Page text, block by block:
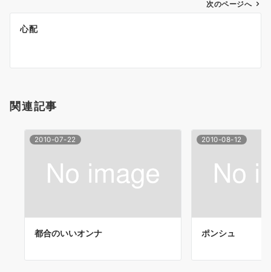
ゲ
シ
ン
次のページへ
心配
関連記事
2010-07-22
都合のいいオンナ
2010-08-12
ポンシュ